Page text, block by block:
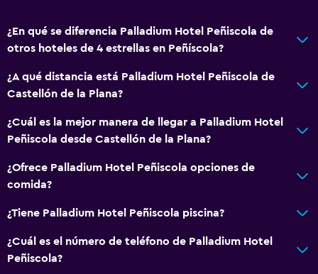
¿En qué se diferencia Palladium Hotel Peñiscola de
otros hoteles de 4 estrellas en Peñíscola?
¿A qué distancia está Palladium Hotel Peñiscola de
Castellón de la Plana?
¿Cuál es la mejor manera de llegar a Palladium Hotel
Peñiscola desde Castellón de la Plana?
¿Ofrece Palladium Hotel Peñiscola opciones de
comida?
¿Tiene Palladium Hotel Peñiscola piscina?
¿Cuál es el número de teléfono de Palladium Hotel
Peñiscola?